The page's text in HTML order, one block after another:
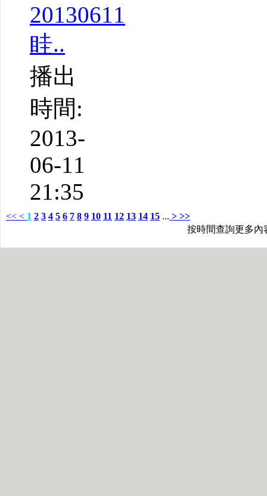
20130611
眭..
播出
時間:
2013-
06-11
21:35
<< < 1 2 3 4 5 6 7 8 9 10 11 12 13 14 15 ... > >>
按時間查詢更多內